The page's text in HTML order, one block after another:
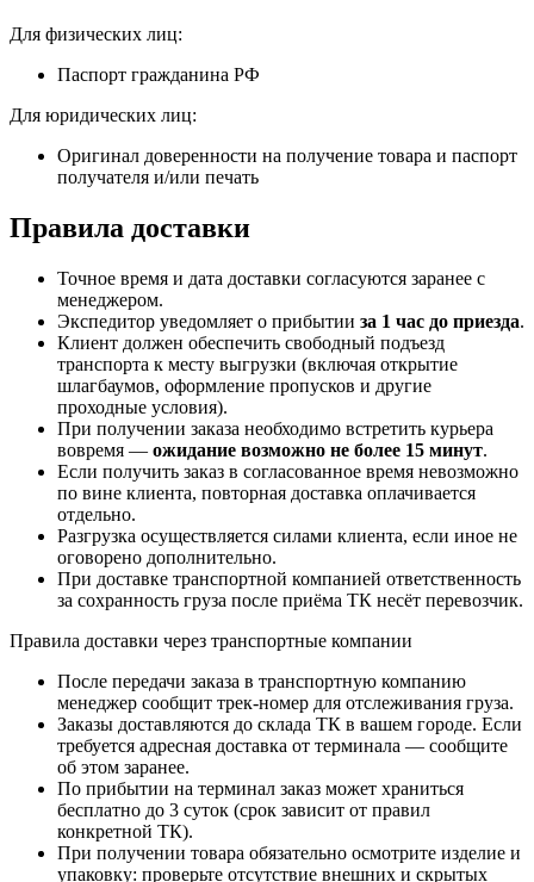
Для физических лиц:
Паспорт гражданина РФ
Для юридических лиц:
Оригинал доверенности на получение товара и паспорт
получателя и/или печать
Правила доставки
Точное время и дата доставки согласуются заранее с
менеджером.
Экспедитор уведомляет о прибытии за 1 час до приезда.
Клиент должен обеспечить свободный подъезд
транспорта к месту выгрузки (включая открытие
шлагбаумов, оформление пропусков и другие
проходные условия).
При получении заказа необходимо встретить курьера
вовремя — ожидание возможно не более 15 минут.
Если получить заказ в согласованное время невозможно
по вине клиента, повторная доставка оплачивается
отдельно.
Разгрузка осуществляется силами клиента, если иное не
оговорено дополнительно.
При доставке транспортной компанией ответственность
за сохранность груза после приёма ТК несёт перевозчик.
Правила доставки через транспортные компании
После передачи заказа в транспортную компанию
менеджер сообщит трек-номер для отслеживания груза.
Заказы доставляются до склада ТК в вашем городе. Если
требуется адресная доставка от терминала — сообщите
об этом заранее.
По прибытии на терминал заказ может храниться
бесплатно до 3 суток (срок зависит от правил
конкретной ТК).
При получении товара обязательно осмотрите изделие и
упаковку: проверьте отсутствие внешних и скрытых